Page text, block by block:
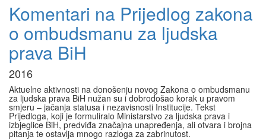
Komentari na Prijedlog zakona
o ombudsmanu za ljudska
prava BiH
2016
Aktuelne aktivnosti na donošenju novog Zakona o ombudsmanu
za ljudska prava BiH nužan su i dobrodošao korak u pravom
smjeru – jačanja statusa i nezavisnosti Institucije. Tekst
Prijedloga, koji je formuliralo Ministarstvo za ljudska prava i
izbjeglice BiH, predviđa značajna unapređenja, ali otvara i brojna
pitanja te ostavlja mnogo razloga za zabrinutost.